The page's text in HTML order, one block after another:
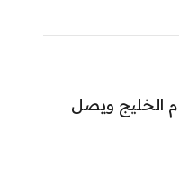
الخليج ويصل